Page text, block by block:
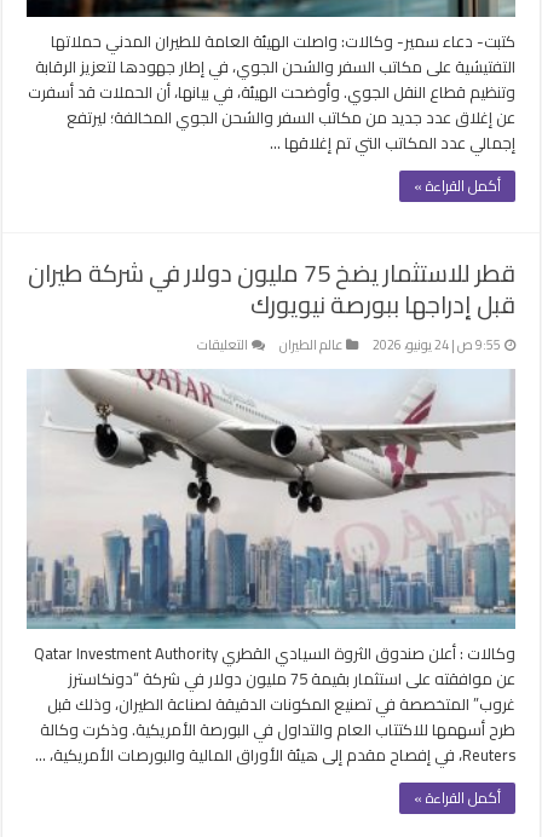
كتبت- دعاء سمير- وكالات: واصلت الهيئة العامة للطيران المدني حملاتها
التفتيشية على مكاتب السفر والشحن الجوي، في إطار جهودها لتعزيز الرقابة
وتنظيم قطاع النقل الجوي. وأوضحت الهيئة، في بيانها، أن الحملات قد أسفرت
عن إغلاق عدد جديد من مكاتب السفر والشحن الجوي المخالفة؛ ليرتفع
إجمالي عدد المكاتب التي تم إغلاقها …
أكمل القراءة »
قطر للاستثمار يضخ 75 مليون دولار في شركة طيران
قبل إدراجها ببورصة نيويورك
9:55 ص | 24 يونيو، 2026 عالم الطيران التعليقات
قطر
للاستثمار
يضخ
75
مليون
دولار
في
شركة
طيران
قبل
إدراجها
ببورصة
نيويورك
مغلقة
وكالات : أعلن صندوق الثروة السيادي القطري Qatar Investment Authority
عن موافقته على استثمار بقيمة 75 مليون دولار في شركة “دونكاسترز
غروب” المتخصصة في تصنيع المكونات الدقيقة لصناعة الطيران، وذلك قبل
طرح أسهمها للاكتتاب العام والتداول في البورصة الأمريكية. وذكرت وكالة
Reuters، في إفصاح مقدم إلى هيئة الأوراق المالية والبورصات الأمريكية، …
أكمل القراءة »